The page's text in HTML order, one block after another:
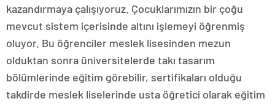
kazandırmaya çalışıyoruz. Çocuklarımızın bir çoğu
mevcut sistem içerisinde altını işlemeyi öğrenmiş
oluyor. Bu öğrenciler meslek lisesinden mezun
olduktan sonra üniversitelerde takı tasarım
bölümlerinde eğitim görebilir, sertifikaları olduğu
takdirde meslek liselerinde usta öğretici olarak eğitim